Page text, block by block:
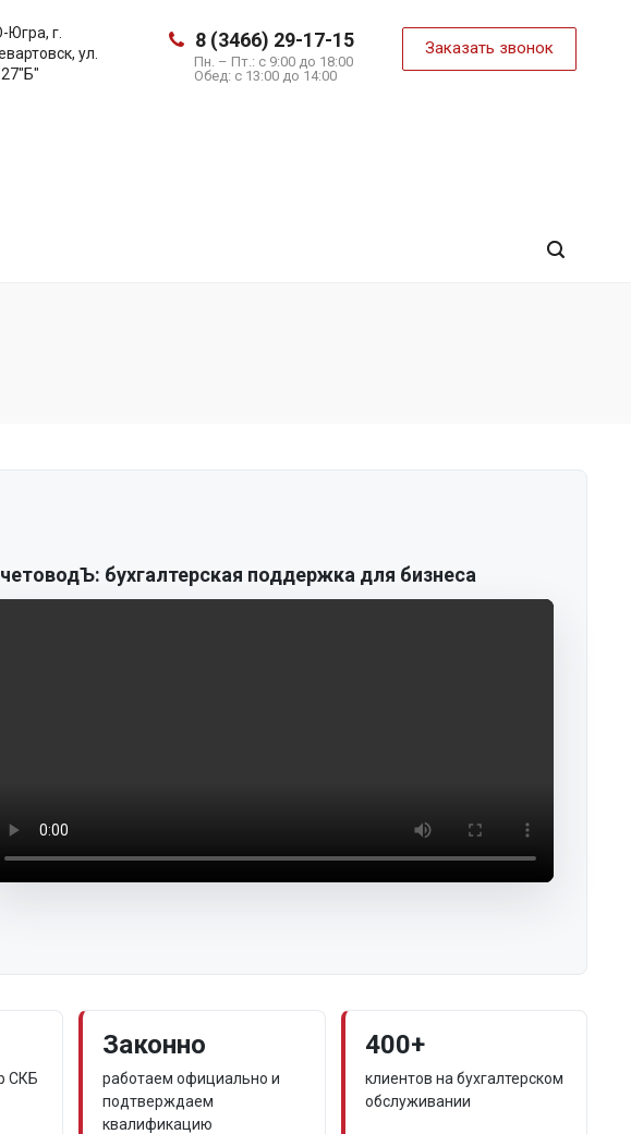
8 (3466) 29-17-15
Пн. – Пт.: с 9:00 до 18:00
Обед: с 13:00 до 14:00
Заказать звонок
г.
ул.
бухгалтерская поддержка для бизнеса
СКБ
Законно
работаем официально и
подтверждаем
квалификацию
400+
клиентов на бухгалтерском
обслуживании